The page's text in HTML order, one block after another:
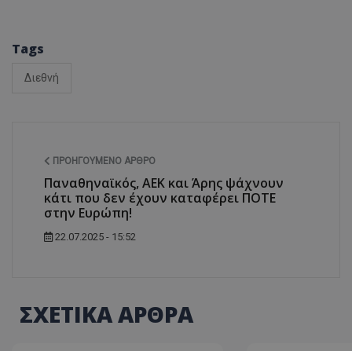
Tags
Διεθνή
ΠΡΟΗΓΟΎΜΕΝΟ ΆΡΘΡΟ
Παναθηναϊκός, ΑΕΚ και Άρης ψάχνουν
κάτι που δεν έχουν καταφέρει ΠΟΤΕ
στην Ευρώπη!
22.07.2025 - 15:52
ΣΧΕΤΙΚΑ ΑΡΘΡΑ